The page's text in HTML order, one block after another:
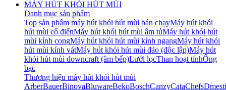
MÁY HÚT KHÓI HÚT MÙI
Danh mục sản phẩm
Top sản phẩm máy hút khói hút mùi bán chạyMáy hút khói
hút mùi cổ điểnMáy hút khói hút mùi âm tủMáy hút khói hút
mùi kính congMáy hút khói hút mùi kính ngangMáy hút khói
hút mùi kính vátMáy hút khói hút mùi đảo (độc lập)Máy hút
khói hút mùi downcraft (âm bếp)Lưới lọcThan hoạt tínhỐng
bạc
Thương hiệu máy hút khói hút mùi
ArberBauerBinovaBluwareBekoBoschCanzyCataChefs